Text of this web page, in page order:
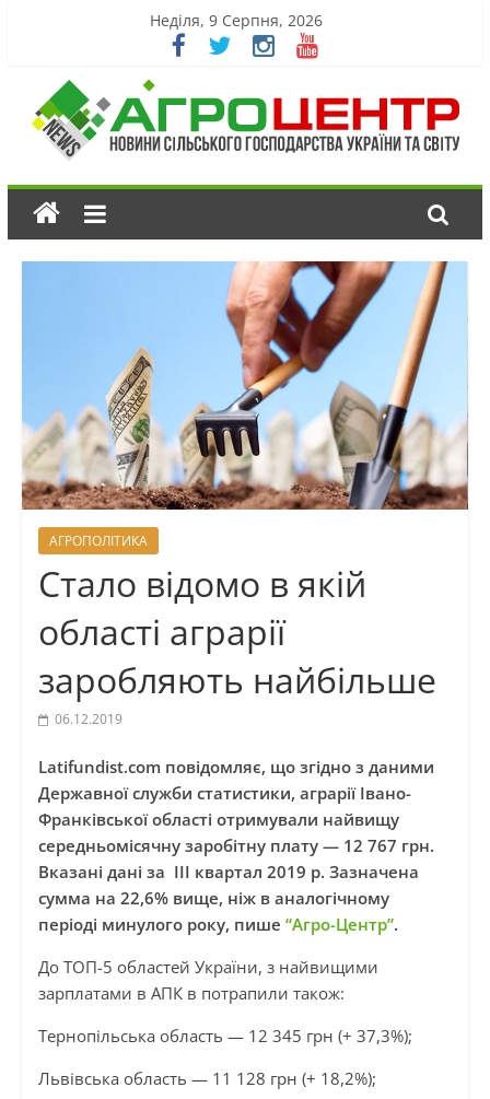
Неділя, 9 Серпня, 2026
АГРОПОЛІТИКА
Стало відомо в якій
області аграрії
заробляють найбільше
06.12.2019
Latifundist.com повідомляє, що згідно з даними
Державної служби статистики, аграрії Івано-
Франківської області отримували найвищу
середньомісячну заробітну плату — 12 767 грн.
Вказані дані за III квартал 2019 р. Зазначена
сумма на 22,6% вище, ніж в аналогічному
періоді минулого року, пише “Агро-Центр”.
До ТОП-5 областей України, з найвищими
зарплатами в АПК в потрапили також:
Тернопільська область — 12 345 грн (+ 37,3%);
Львівська область — 11 128 грн (+ 18,2%);